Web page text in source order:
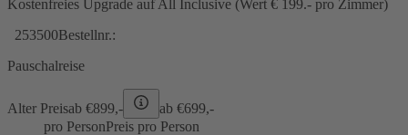
Kostenfreies Upgrade auf All Inclusive (Wert € 199.- pro Zimmer)
253500Bestellnr.:
Pauschalreise
Alter Preisab €899,- ab €699,-
pro PersonPreis pro Person